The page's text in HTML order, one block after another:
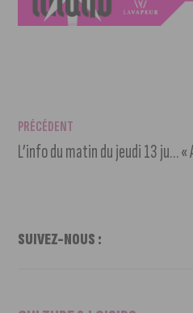
PRÉCÉDENT
L’info du matin du jeudi 13 juin 2024
SUIVEZ-NOUS :